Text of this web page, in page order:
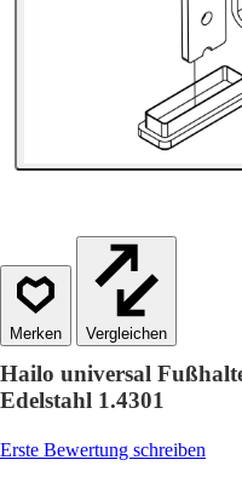
Vergleichen
Hailo universal
Edelstahl 1.4301
Erste Bewertung schreiben